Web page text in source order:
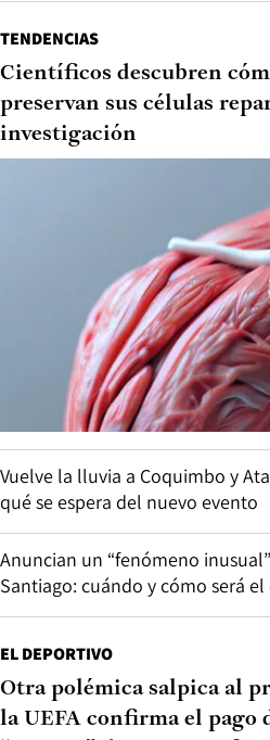
TENDENCIAS
Científicos descubren
preservan sus células
investigación
Vuelve la lluvia a Coquimbo y
qué se espera del nuevo evento
Anuncian un “fenómeno
Santiago: cuándo y cómo será
EL DEPORTIVO
Otra polémica salpica al
la UEFA confirma el pago